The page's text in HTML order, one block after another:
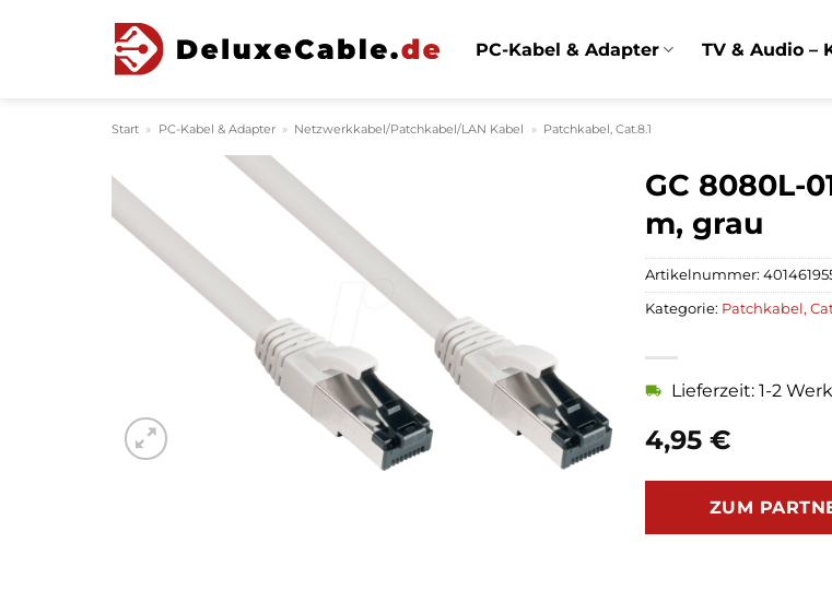
PC-Kabel & Adapter TV & Audio –
Start » PC-Kabel & Adapter » Netzwerkkabel/Patchkabel/LAN Kabel » Patchkabel, Cat.8.1
GC 8080L-
m, grau
4,95 €
Lieferzeit: 1-2
ZUM
Artikelnummer:
Kategorie: Patchkabel,